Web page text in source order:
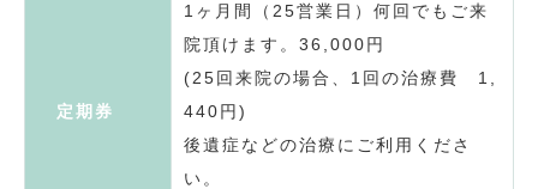
定期券
1ヶ月間（25営業日）何回でもご来
院頂けます。36,000円
(25回来院の場合、1回の治療費 1,
440円)
後遺症などの治療にご利用くださ
い。